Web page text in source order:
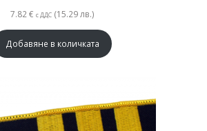
7.82€ с ДДС (15.29 лв.)
Добавяне в количката